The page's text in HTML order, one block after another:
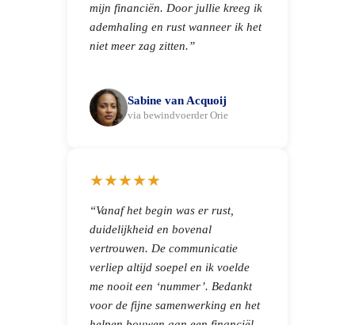
mijn financiën. Door jullie kreeg ik
ademhaling en rust wanneer ik het
niet meer zag zitten.”
Sabine van Acquoij
via bewindvoerder Orie
★★★★★
“Vanaf het begin was er rust,
duidelijkheid en bovenal
vertrouwen. De communicatie
verliep altijd soepel en ik voelde
me nooit een ‘nummer’. Bedankt
voor de fijne samenwerking en het